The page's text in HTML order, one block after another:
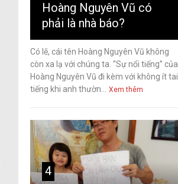
Hoàng Nguyên Vũ có
phải là nhà báo?
Có lẽ, cái tên Hoàng Nguyên Vũ không
còn xa lạ với chúng ta. “Sự nổi tiếng” của
Hoàng Nguyên Vũ đi kèm với không ít tai
tiếng khi anh thườn...
Xem thêm
4